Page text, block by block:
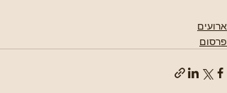
ארועים
פרסום